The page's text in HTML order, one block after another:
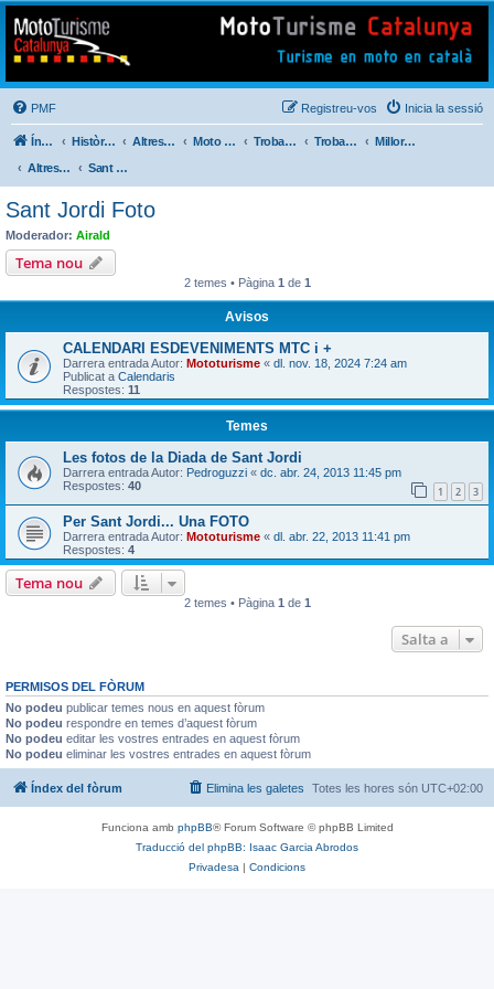
Mototurisme
Turisme en moto en català
PMF Inicia la sessió
Registreu-vos
Índex del fòrum Històric de Mototurisme Altres activitats Moto Perdido Extrem Trobada Familiar Trobades Viatgers Catalans
Millores i Incidències del Nou Fòrum (2014)
Altres . . .
Sant Jordi Foto
Sant Jordi Foto
Moderador: Airald
Tema nou
2 temes • Pàgina 1 de 1
Avisos
CALENDARI ESDEVENIMENTS MTC i +
Darrera entrada Autor: Mototurisme « dl. nov. 18, 2024 7:24 am
Publicat a Calendaris
Respostes: 11
Temes
Les fotos de la Diada de Sant Jordi
Darrera entrada Autor: Pedroguzzi « dc. abr. 24, 2013 11:45 pm
Respostes: 40 1 2 3
Per Sant Jordi... Una FOTO
Darrera entrada Autor: Mototurisme « dl. abr. 22, 2013 11:41 pm
Respostes: 4
Tema nou
2 temes • Pàgina 1 de 1
Salta a
PERMISOS DEL FÒRUM
No podeu publicar temes nous en aquest fòrum
No podeu respondre en temes d’aquest fòrum
No podeu editar les vostres entrades en aquest fòrum
No podeu eliminar les vostres entrades en aquest fòrum
Índex del fòrum Totes les hores són UTC+02:00
Elimina les galetes
Funciona amb phpBB® Forum Software © phpBB Limited
Traducció del phpBB: Isaac Garcia Abrodos
Privadesa | Condicions